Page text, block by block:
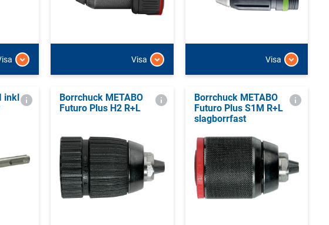
Visa Visa
inkl
Borrchuck METABO
Futuro Plus H2 R+L
Borrchuck METABO
Futuro Plus S1M R+L
slagborrfast